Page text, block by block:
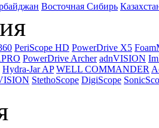
Восточная Сибирь
PeriScope HD PowerDrive X5
PowerDrive Archer adnVISION
Hydra-Jar AP WELL COMMANDER
StethoScope DigiScope